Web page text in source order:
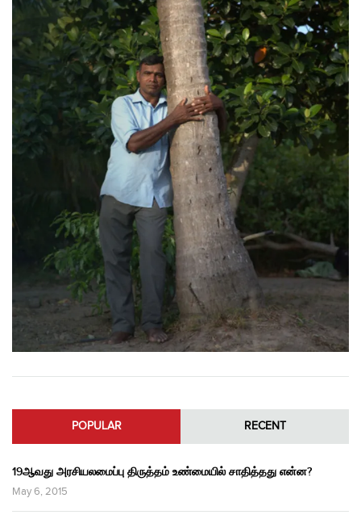
POPULAR RECENT
19ஆவது அரசியலமைப்பு திருத்தம் உண்மையில் சாதித்தது என்ன?
May 6, 2015